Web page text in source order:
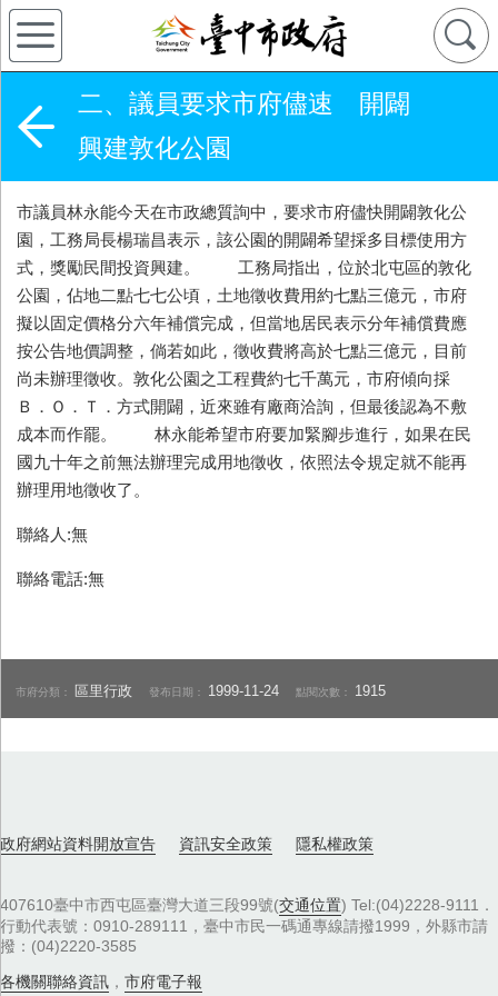
二、議員要求市府儘速 開闢
興建敦化公園
市議員林永能今天在市政總質詢中，要求市府儘快開闢敦化公
園，工務局長楊瑞昌表示，該公園的開闢希望採多目標使用方
式，獎勵民間投資興建。 工務局指出，位於北屯區的敦化
公園，佔地二點七七公頃，土地徵收費用約七點三億元，市府
擬以固定價格分六年補償完成，但當地居民表示分年補償費應
按公告地價調整，倘若如此，徵收費將高於七點三億元，目前
尚未辦理徵收。敦化公園之工程費約七千萬元，市府傾向採
Ｂ．Ｏ．Ｔ．方式開闢，近來雖有廠商洽詢，但最後認為不敷
成本而作罷。 林永能希望市府要加緊腳步進行，如果在民
國九十年之前無法辦理完成用地徵收，依照法令規定就不能再
辦理用地徵收了。
聯絡人:無
聯絡電話:無
市府分類： 區里行政 發布日期： 1999-11-24 點閱次數： 1915
政府網站資料開放宣告 資訊安全政策 隱私權政策
407610臺中市西屯區臺灣大道三段99號(交通位置) Tel:(04)2228-9111．
行動代表號：0910-289111，臺中市民一碼通專線請撥1999，外縣市請
撥：(04)2220-3585
各機關聯絡資訊 ， 市府電子報